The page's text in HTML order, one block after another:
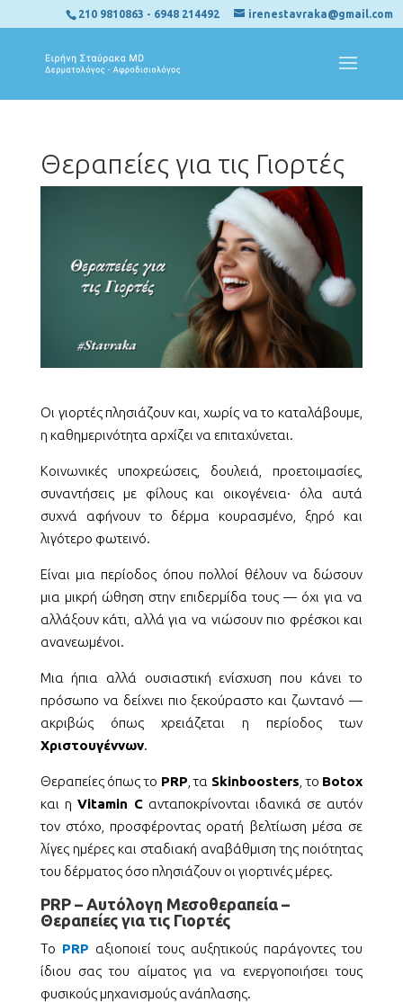
210 9810863 - 6948 214492 irenestavraka@gmail.com
Θεραπείες για τις Γιορτές
Οι γιορτές πλησιάζουν και, χωρίς να το καταλάβουμε,
η καθημερινότητα αρχίζει να επιταχύνεται.
Κοινωνικές υποχρεώσεις, δουλειά, προετοιμασίες,
συναντήσεις με φίλους και οικογένεια· όλα αυτά
συχνά αφήνουν το δέρμα κουρασμένο, ξηρό και
λιγότερο φωτεινό.
Είναι μια περίοδος όπου πολλοί θέλουν να δώσουν
μια μικρή ώθηση στην επιδερμίδα τους — όχι για να
αλλάξουν κάτι, αλλά για να νιώσουν πιο φρέσκοι και
ανανεωμένοι.
Μια ήπια αλλά ουσιαστική ενίσχυση που κάνει το
πρόσωπο να δείχνει πιο ξεκούραστο και ζωντανό —
ακριβώς όπως χρειάζεται η περίοδος των
Χριστουγέννων.
Θεραπείες όπως το PRP , τα Skinboosters , το Botox
και η Vitamin Cανταποκρίνονται ιδανικά σε αυτόν
τον στόχο, προσφέροντας ορατή βελτίωση μέσα σε
λίγες ημέρες και σταδιακή αναβάθμιση της ποιότητας
του δέρματος όσο πλησιάζουν οι γιορτινές μέρες.
PRP – Αυτόλογη Μεσοθεραπεία –
Θεραπείες για τις Γιορτές
Το PRP αξιοποιεί τους αυξητικούς παράγοντες του
ίδιου σας του αίματος για να ενεργοποιήσει τους
φυσικούς μηχανισμούς ανάπλασης.